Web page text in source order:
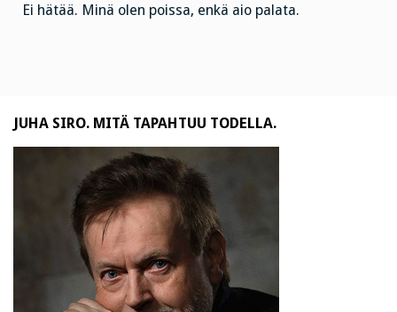
Ei hätää. Minä olen poissa, enkä aio palata.
JUHA SIRO. MITÄ TAPAHTUU TODELLA.